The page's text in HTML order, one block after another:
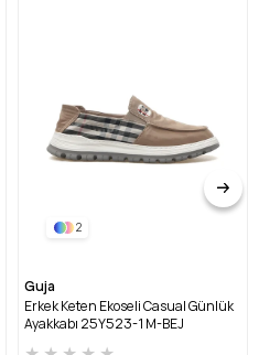
2
Guja
Erkek Keten Ekoseli Casual Günlük
Ayakkabı 25Y523-1 M-BEJ